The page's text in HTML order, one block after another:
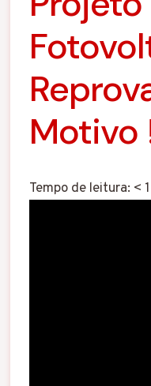
Motivo
Tempo de leitura: < 1